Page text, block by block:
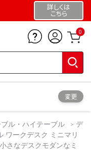
詳しくは
こちら
0
変更
ル・ハイテーブル
デ
ワークデスク ミニマリ
さなデスクモダンなミ